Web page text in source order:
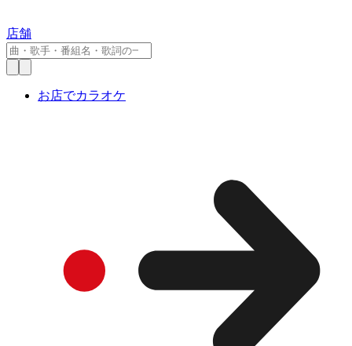
店舗
お店でカラオケ